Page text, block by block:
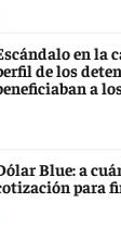
en la
de los
a
Blue: a
para